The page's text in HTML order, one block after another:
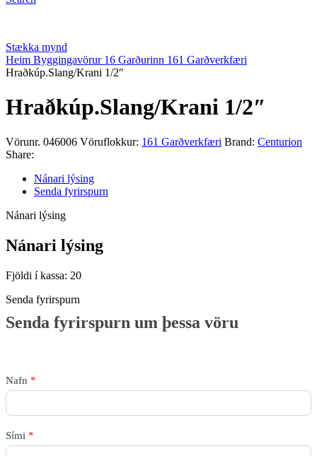
Stækka mynd
Heim Byggingavörur 16 Garðurinn 161 Garðverkfæri
Hraðkúp.Slang/Krani 1/2″
Hraðkúp.Slang/Krani 1/2″
Vörunr. 046006 Vöruflokkur: 161 Garðverkfæri Brand: Centurion
Share:
Nánari lýsing
Senda fyrirspurn
Nánari lýsing
Nánari lýsing
Fjöldi í kassa: 20
Senda fyrirspurn
fyrirspurn
Senda fyrirspurn um þessa vöru
Nafn *
Sími *